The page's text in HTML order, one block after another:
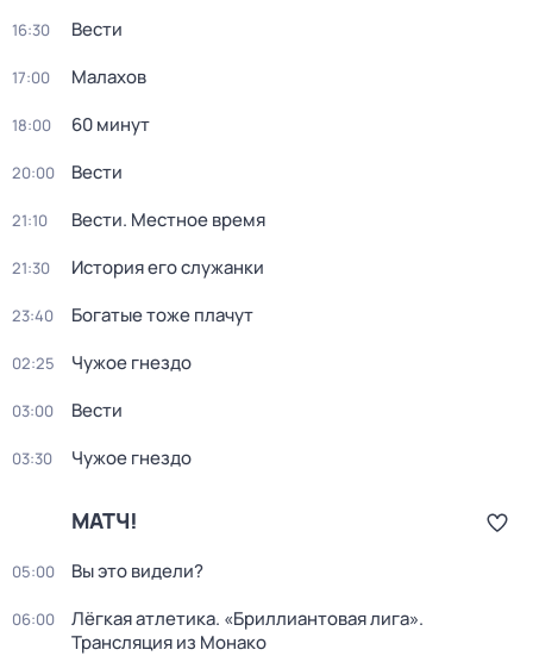
16:30 Вести
17:00 Малахов
18:00 60 минут
20:00 Вести
21:10 Вести. Местное время
21:30 История его служанки
23:40 Богатые тоже плачут
02:25 Чужое гнездо
03:00 Вести
03:30 Чужое гнездо
МАТЧ!
05:00 Вы это видели?
06:00
Лёгкая атлетика. «Бриллиантовая лига».
Трансляция из Монако